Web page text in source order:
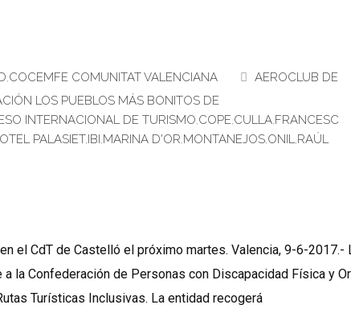
,COCEMFE COMUNITAT VALENCIANA
AEROCLUB DE
LOS PUEBLOS MÁS BONITOS DE
INTERNACIONAL DE TURISMO,COPE,CULLA,FRANCESC
PALASIET,IBI,MARINA D'OR,MONTANEJOS,ONIL,RAÚL
el CdT de Castelló el próximo martes. Valencia, 9-6-2017.-
la Confederación de Personas con Discapacidad Física y
Turísticas Inclusivas. La entidad recogerá